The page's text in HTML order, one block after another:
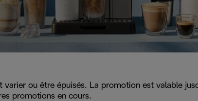
ou être épuisés. La promotion est valable
promotions en cours.